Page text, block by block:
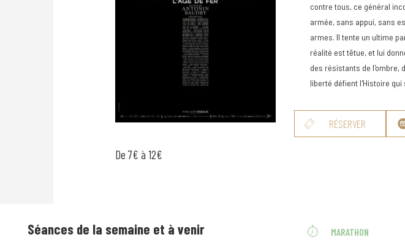
De 7€ à 12€
contre tous, ce général
armée, sans appui, sans
armes. Il tente un ultime
réalité est têtue, et lui
des résistants de l'ombre,
liberté défient l'Histoire
RÉSERVER
Séances de la semaine et à venir MARATHON